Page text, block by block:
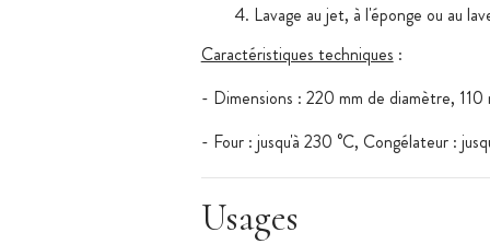
Lavage au jet, à l'éponge ou au
Caractéristiques techniques :
- Dimensions : 220 mm de diamètre, 110
- Four : jusqu'à 230 °C, Congélateur :
- Micro-ondes : oui
- Lave vaisselle : oui
Usages